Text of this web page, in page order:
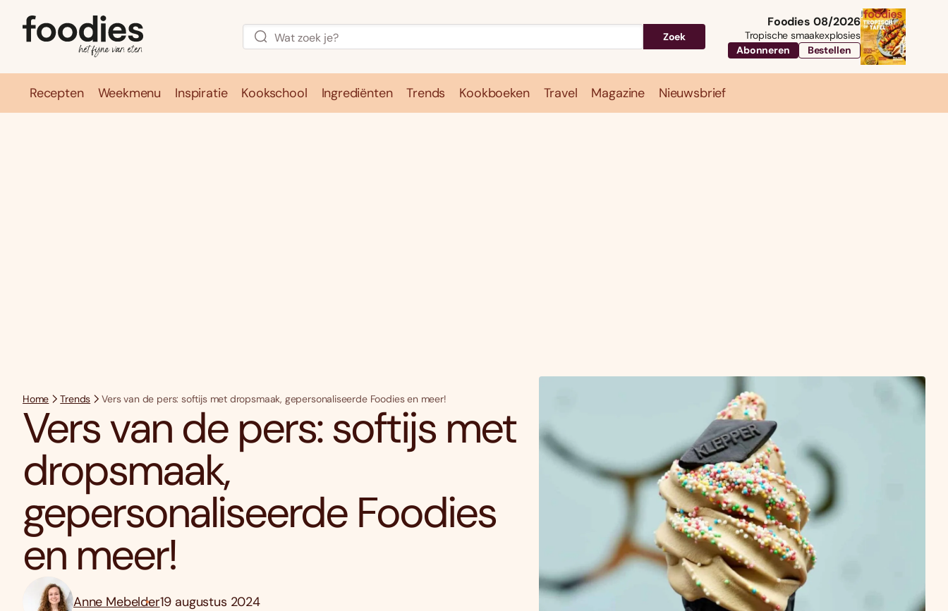
Zoek
Foodies 08/2026
Tropische smaakexplosies
Abonneren
Bestellen
Recepten Weekmenu Inspiratie Kookschool Ingrediënten Trends Kookboeken Travel Magazine Nieuwsbrief
Home Trends Vers van de pers: softijs met dropsmaak, gepersonaliseerde Foodies en meer!
Vers van de pers: softijs met
dropsmaak,
gepersonaliseerde Foodies
en meer!
Anne Mebelder19 augustus 2024